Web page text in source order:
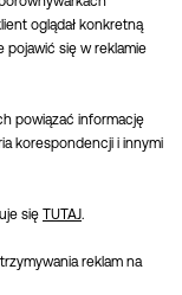
oglądał konkretną
pojawić się w reklamie
powiązać informację
korespondencji i innymi
się TUTAJ.
reklam na